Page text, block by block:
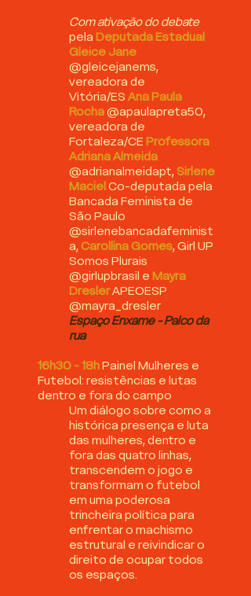
Com ativação do debate
pela Deputada Estadual
Gleice Jane
@gleicejanems,
vereadora de
Vitória/ES Ana Paula
Rocha@apaulapreta50,
vereadora de
Fortaleza/CE Professora
Adriana Almeida
@adrianalmeidapt, Sirlene
MacielCo-deputada pela
Bancada Feminista de
São Paulo
@sirlenebancadafeminist
a, Carollina Gomes, Girl UP
Somos Plurais
@girlupbrasil e Mayra
DreslerAPEOESP
@mayra_dresler
Espaço Enxame - Palco da
rua
16h30 - 18hPainel Mulheres e
Futebol: resistências e lutas
dentro e fora do campo
Um diálogo sobre como a
histórica presença e luta
das mulheres, dentro e
fora das quatro linhas,
transcendem o jogo e
transformam o futebol
em uma poderosa
trincheira política para
enfrentar o machismo
estrutural e reivindicar o
direito de ocupar todos
os espaços.